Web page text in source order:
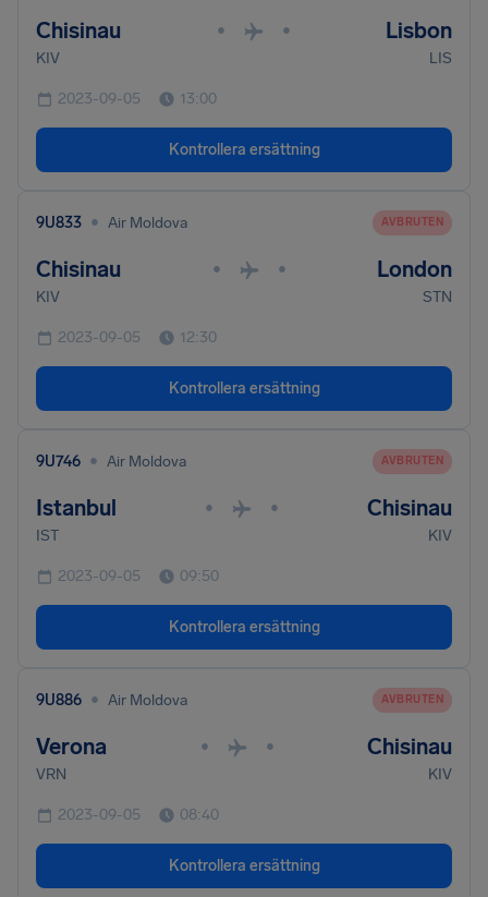
Chisinau • • Lisbon
KIV LIS
2023-09-05 13:00
Kontrollera ersättning
9U833 • Air Moldova AVBRUTEN
Chisinau • • London
KIV STN
2023-09-05 12:30
Kontrollera ersättning
9U746 • Air Moldova AVBRUTEN
Istanbul • • Chisinau
IST KIV
2023-09-05 09:50
Kontrollera ersättning
9U886 • Air Moldova AVBRUTEN
Verona • • Chisinau
VRN KIV
2023-09-05 08:40
Kontrollera ersättning